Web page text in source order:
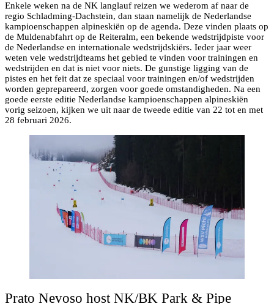
Enkele weken na de NK langlauf reizen we wederom af naar de
regio Schladming-Dachstein, dan staan namelijk de Nederlandse
kampioenschappen alpineskiën op de agenda. Deze vinden plaats op
de Muldenabfahrt op de Reiteralm, een bekende wedstrijdpiste voor
de Nederlandse en internationale wedstrijdskiërs. Ieder jaar weer
weten vele wedstrijdteams het gebied te vinden voor trainingen en
wedstrijden en dat is niet voor niets. De gunstige ligging van de
pistes en het feit dat ze speciaal voor trainingen en/of wedstrijden
worden geprepareerd, zorgen voor goede omstandigheden. Na een
goede eerste editie Nederlandse kampioenschappen alpineskiën
vorig seizoen, kijken we uit naar de tweede editie van 22 tot en met
28 februari 2026.
Prato Nevoso host NK/BK Park & Pipe